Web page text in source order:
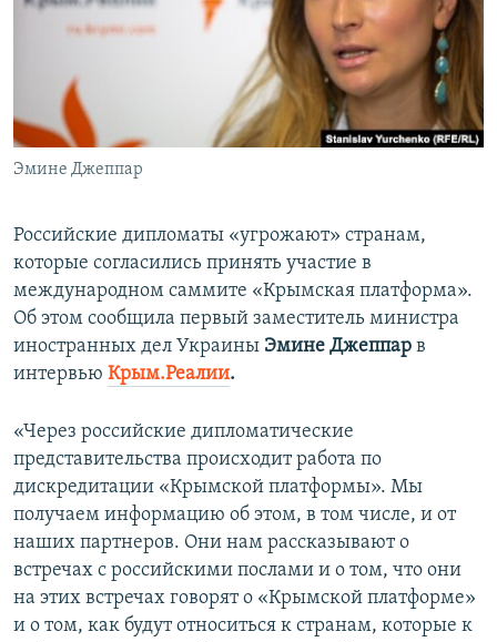
ПОБЕДИТЕЛЕЙ НЕ СУДЯТ?
ELIFBE
УКРАИНСКАЯ ПРОБЛЕМА КРЫМА
Все сайты RFE/RL
Эмине Джеппар
Российские дипломаты «угрожают» странам,
которые согласились принять участие в
международном саммите «Крымская платформа».
Об этом сообщила первый заместитель министра
иностранных дел Украины Эмине Джеппар в
интервью Крым.Реалии.
«Через российские дипломатические
представительства происходит работа по
дискредитации «Крымской платформы». Мы
получаем информацию об этом, в том числе, и от
наших партнеров. Они нам рассказывают о
встречах с российскими послами и о том, что они
на этих встречах говорят о «Крымской платформе»
и о том, как будут относиться к странам, которые к